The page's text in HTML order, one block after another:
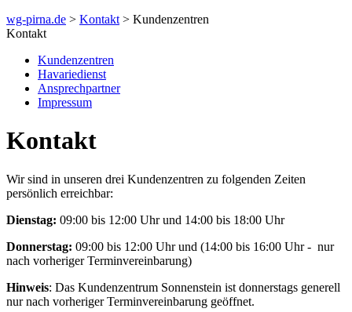
wg-pirna.de > Kontakt > Kundenzentren
Kontakt
Kundenzentren
Havariedienst
Ansprechpartner
Impressum
Kontakt
Wir sind in unseren drei Kundenzentren zu folgenden Zeiten
persönlich erreichbar:
Dienstag: 09:00 bis 12:00 Uhr und 14:00 bis 18:00 Uhr
Donnerstag: 09:00 bis 12:00 Uhr und (14:00 bis 16:00 Uhr - nur
nach vorheriger Terminvereinbarung)
Hinweis: Das Kundenzentrum Sonnenstein ist donnerstags generell
nur nach vorheriger Terminvereinbarung geöffnet.